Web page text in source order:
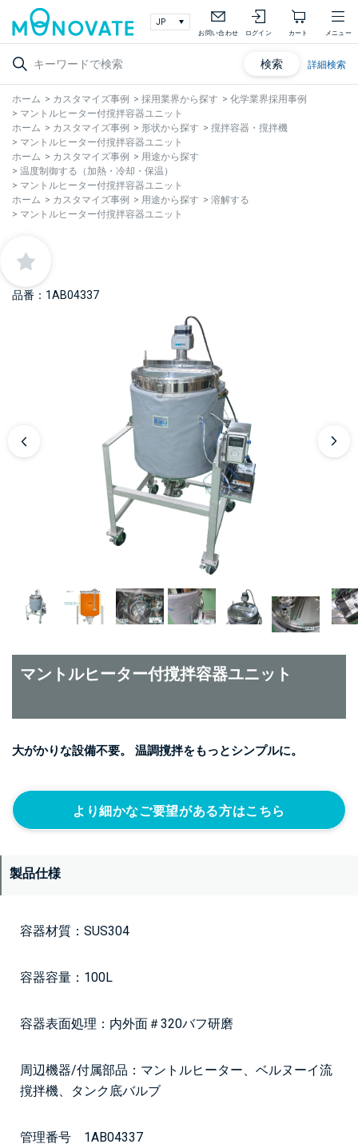
お問い合わせ ログイン カート メニュー
検索 詳細検索
ホーム > カスタマイズ事例 > 採用業界から探す > 化学業界採用事例
> マントルヒーター付撹拌容器ユニット
ホーム > カスタマイズ事例 > 形状から探す > 撹拌容器・撹拌機
> マントルヒーター付撹拌容器ユニット
ホーム > カスタマイズ事例 > 用途から探す
> 温度制御する（加熱・冷却・保温）
> マントルヒーター付撹拌容器ユニット
ホーム > カスタマイズ事例 > 用途から探す > 溶解する
> マントルヒーター付撹拌容器ユニット
品番：1AB04337
マントルヒーター付撹拌容器ユニット
大がかりな設備不要。 温調撹拌をもっとシンプルに。
より細かなご要望がある方はこちら
製品仕様
容器材質：SUS304
容器容量：100L
容器表面処理：内外面＃320バフ研磨
周辺機器/付属部品：マントルヒーター、ベルヌーイ流
撹拌機、タンク底バルブ
管理番号 1AB04337